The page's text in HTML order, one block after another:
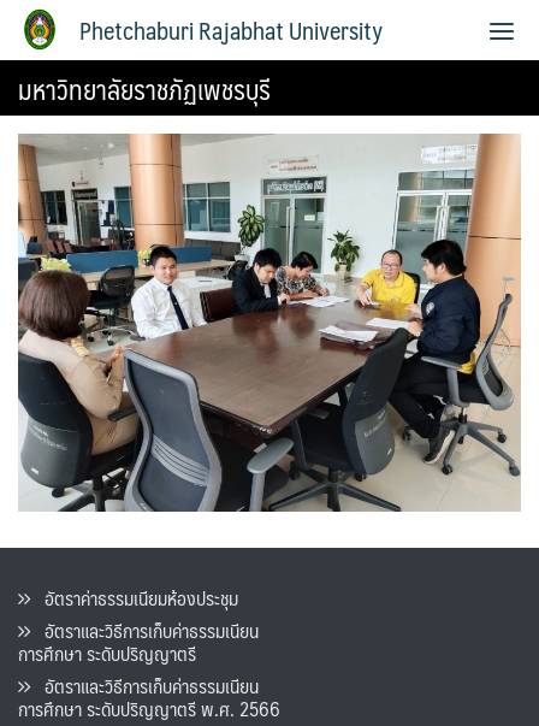
Phetchaburi Rajabhat University
มหาวิทยาลัยราชภัฏเพชรบุรี
อัตราค่าธรรมเนียมห้องประชุม
อัตราและวิธีการเก็บค่าธรรมเนียน
การศึกษา ระดับปริญญาตรี
อัตราและวิธีการเก็บค่าธรรมเนียน
การศึกษา ระดับปริญญาตรี พ.ศ. 2566